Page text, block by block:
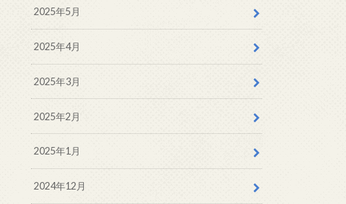
2025年5月
2025年4月
2025年3月
2025年2月
2025年1月
2024年12月